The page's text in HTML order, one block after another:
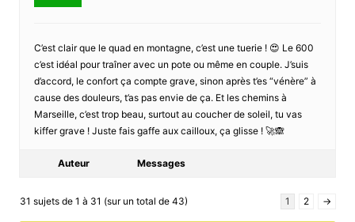
C’est clair que le quad en montagne, c’est une tuerie ! 😍 Le 600
c’est idéal pour traîner avec un pote ou même en couple. J’suis
d’accord, le confort ça compte grave, sinon après t’es “vénère” à
cause des douleurs, t’as pas envie de ça. Et les chemins à
Marseille, c’est trop beau, surtout au coucher de soleil, tu vas
kiffer grave ! Juste fais gaffe aux cailloux, ça glisse ! 🚀🙈
Auteur Messages
31 sujets de 1 à 31 (sur un total de 43) 1 2 →